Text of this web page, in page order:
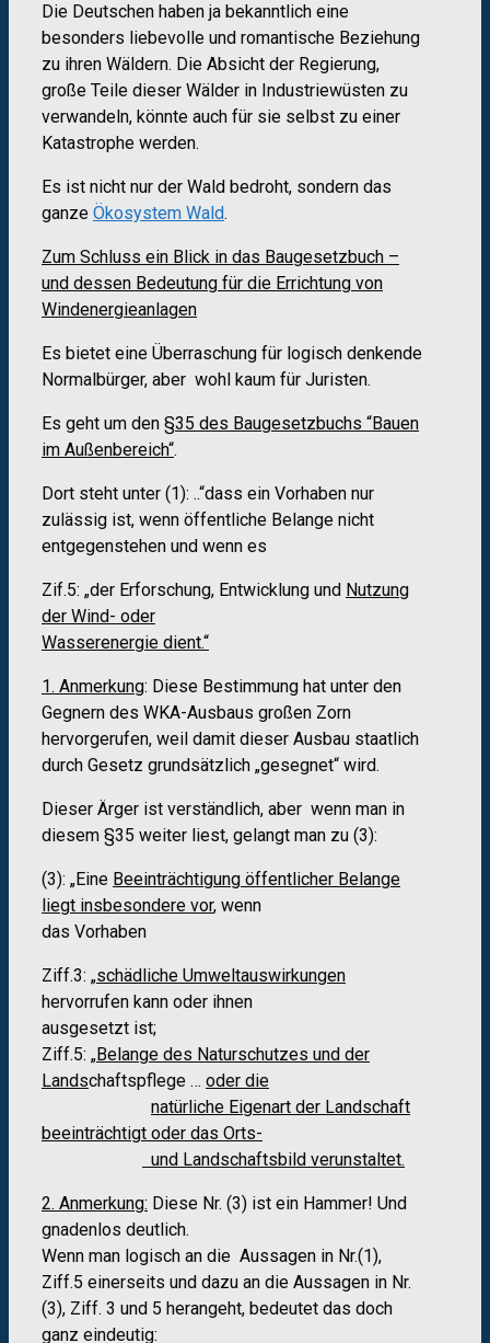
Die Deutschen haben ja bekanntlich eine
besonders liebevolle und romantische Beziehung
zu ihren Wäldern. Die Absicht der Regierung,
große Teile dieser Wälder in Industriewüsten zu
verwandeln, könnte auch für sie selbst zu einer
Katastrophe werden.
Es ist nicht nur der Wald bedroht, sondern das
ganze Ökosystem Wald.
Zum Schluss ein Blick in das Baugesetzbuch –
und dessen Bedeutung für die Errichtung von
Windenergieanlagen
Es bietet eine Überraschung für logisch denkende
Normalbürger, aber wohl kaum für Juristen.
Es geht um den §35 des Baugesetzbuchs “Bauen
im Außenbereich“.
Dort steht unter (1): ..“dass ein Vorhaben nur
zulässig ist, wenn öffentliche Belange nicht
entgegenstehen und wenn es
Zif.5: „der Erforschung, Entwicklung und Nutzung
der Wind- oder
Wasserenergie dient.“
1. Anmerkung: Diese Bestimmung hat unter den
Gegnern des WKA-Ausbaus großen Zorn
hervorgerufen, weil damit dieser Ausbau staatlich
durch Gesetz grundsätzlich „gesegnet“ wird.
Dieser Ärger ist verständlich, aber wenn man in
diesem §35 weiter liest, gelangt man zu (3):
(3): „Eine Beeinträchtigung öffentlicher Belange
liegt insbesondere vor, wenn
das Vorhaben
Ziff.3: „schädliche Umweltauswirkungen
hervorrufen kann oder ihnen
ausgesetzt ist;
Ziff.5: „Belange des Naturschutzes und der
Landschaftspflege … oder die
natürliche Eigenart der Landschaft
beeinträchtigt oder das Orts-
und Landschaftsbild verunstaltet.
2. Anmerkung: Diese Nr. (3) ist ein Hammer! Und
gnadenlos deutlich.
Wenn man logisch an die Aussagen in Nr.(1),
Ziff.5 einerseits und dazu an die Aussagen in Nr.
(3), Ziff. 3 und 5 herangeht, bedeutet das doch
ganz eindeutig: